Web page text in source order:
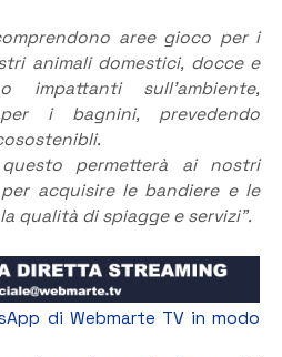
aree gioco per i
animali domestici, docce e
impattanti sull’ambiente,
i bagnini, prevedendo
permetterà ai nostri
acquisire le bandiere e le
qualità di spiagge e servizi”.
di Webmarte TV in modo